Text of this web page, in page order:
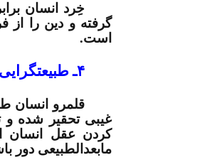
خِرد انسان
گرفته و دین را از
است.
۴ـ طبیعت­گرایی
قلمرو انسان
غیبی تحقیر شده
کردن عقل انسان
مابعدالطبیعی دور